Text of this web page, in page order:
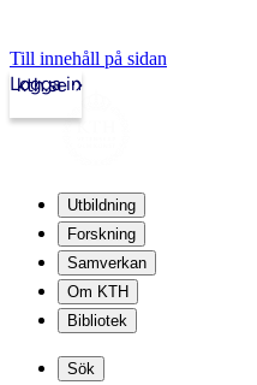
Till innehåll på sidan
kth.se
Logga in
Utbildning
Forskning
Samverkan
Om KTH
Bibliotek
Sök